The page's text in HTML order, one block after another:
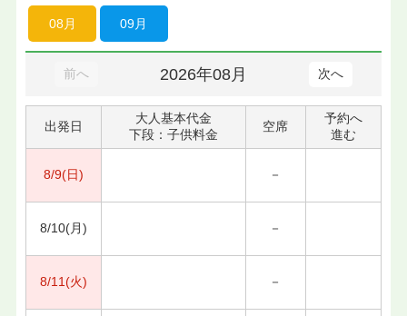
08月 09月
前へ 2026年08月 次へ
出発日
大人基本代金
下段：子供料金
空席
予約へ
進む
8/9(日) －
8/10(月) －
8/11(火) －